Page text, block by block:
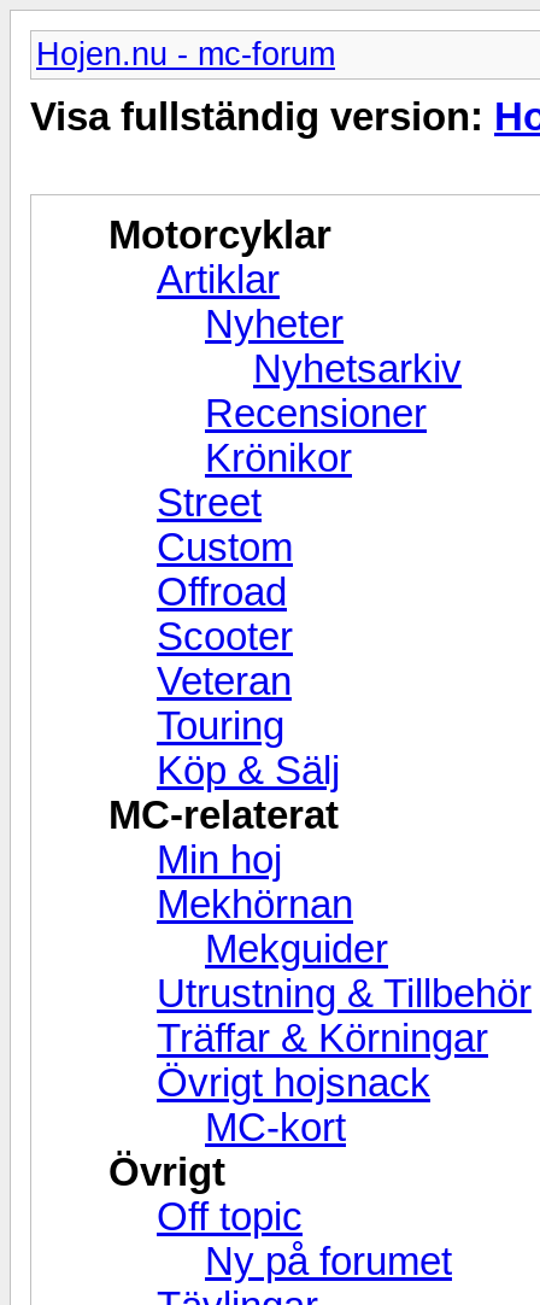
Hojen.nu - mc-forum
Visa fullständig version:
Motorcyklar
Artiklar
Nyheter
Nyhetsarkiv
Recensioner
Krönikor
Street
Custom
Offroad
Scooter
Veteran
Touring
Köp & Sälj
MC-relaterat
Min hoj
Mekhörnan
Mekguider
Utrustning & Tillbehör
Träffar & Körningar
Övrigt hojsnack
MC-kort
Övrigt
Off topic
Ny på forumet